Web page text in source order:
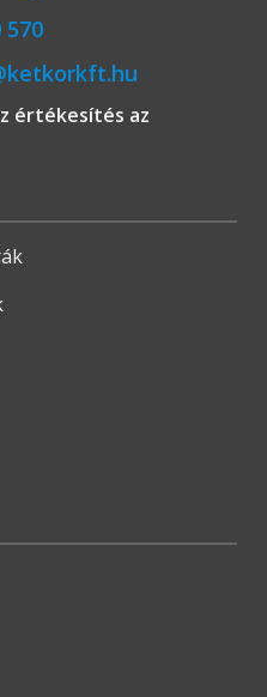
570
értékesítés az